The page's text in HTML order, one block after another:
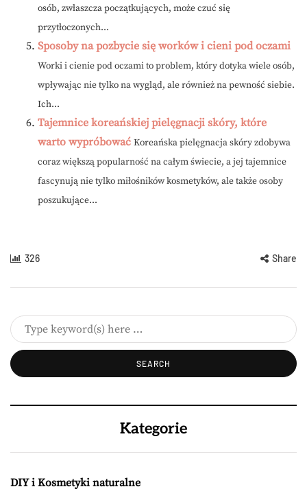
osób, zwłaszcza początkujących, może czuć się
przytłoczonych...
Sposoby na pozbycie się worków i cieni pod oczami
Worki i cienie pod oczami to problem, który dotyka wiele osób,
wpływając nie tylko na wygląd, ale również na pewność siebie.
Ich...
Tajemnice koreańskiej pielęgnacji skóry, które
warto wypróbować Koreańska pielęgnacja skóry zdobywa
coraz większą popularność na całym świecie, a jej tajemnice
fascynują nie tylko miłośników kosmetyków, ale także osoby
poszukujące...
326 Share
Kategorie
DIY i Kosmetyki naturalne